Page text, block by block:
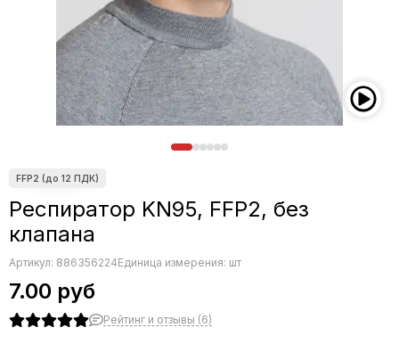
Респиратор KN95, FFP2, без
клапана
Артикул: 886356224Единица измерения: шт
7.00 руб
Рейтинг и отзывы (6)